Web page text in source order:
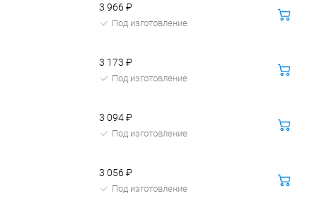
3 966 ₽
Под изготовление
корзину
3 173 ₽
Под изготовление
корзину
3 094 ₽
Под изготовление
корзину
3 056 ₽
Под изготовление
корзину